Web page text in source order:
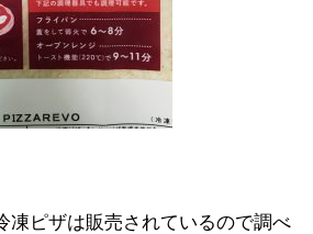
凍ピザは販売されているので調べ